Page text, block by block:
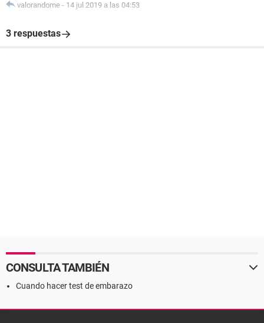
valorandome - 14 jul 2019 a las 04:53
3 respuestas
CONSULTA TAMBIÉN
Cuando hacer test de embarazo